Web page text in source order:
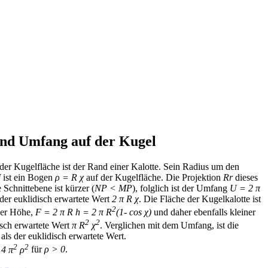
Umfang auf der Kugel
Kugelfläche ist der Rand einer Kalotte. Sein Radius um den
ist ein Bogen ρ = R χauf der Kugelfläche. Die Projektion Rrdieses
Schnittebene ist kürzer (NP < MP), folglich ist der Umfang U = 2 π
euklidisch erwartete Wert 2 π R χ. Die Fläche der Kugelkalotte ist
Höhe, F = 2 π R h = 2 π R2(1- cos χ) und daher ebenfalls kleiner
erwartete Wertπ R2 χ2. Verglichen mit dem Umfang, ist die
der euklidisch erwartete Wert.
π2 ρ2 fürρ > 0.